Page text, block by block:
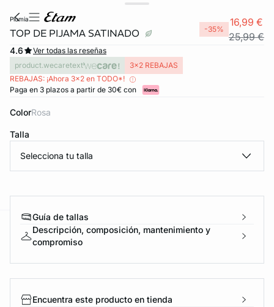
plumia
TOP DE PIJAMA SATINADO -35%
16,99 €
25,99 €
4.6
Ver todas las reseñas
product.wecaretext
3x2 REBAJAS
REBAJAS: ¡Ahora 3x2 en TODO*!
Paga en 3 plazos a partir de 30€ con
Color rosa
Talla
Selecciona tu talla
Guía de tallas
Descripción, composición, mantenimiento y
compromiso
Encuentra este producto en tienda